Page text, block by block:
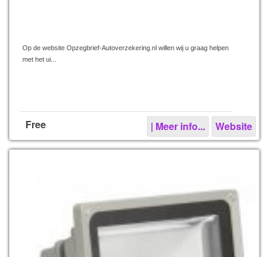
Op de website Opzegbrief-Autoverzekering.nl willen wij u graag helpen
met het ui...
Free Website
| Meer info...